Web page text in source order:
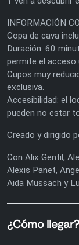
INFORMACIÓN
Copa de cava
Duración: 60
permite el acceso
Cupos muy
exclusiva.
Accesibilidad: el
pueden no estar
Creado y dirigido
Con Alix Gentil,
Alexis Panet,
Aida Mussach y
¿Cómo llegar?